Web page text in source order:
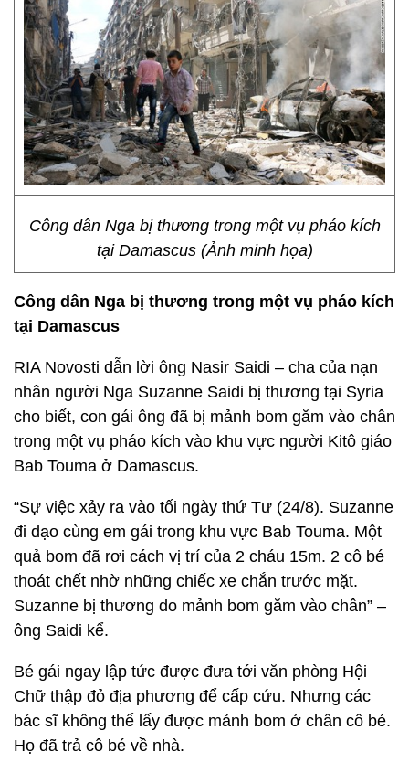
Công dân Nga bị thương trong một vụ pháo kích
tại Damascus (Ảnh minh họa)
Công dân Nga bị thương trong một vụ pháo kích
tại Damascus
RIA Novosti dẫn lời ông Nasir Saidi – cha của nạn
nhân người Nga Suzanne Saidi bị thương tại Syria
cho biết, con gái ông đã bị mảnh bom găm vào chân
trong một vụ pháo kích vào khu vực người Kitô giáo
Bab Touma ở Damascus.
“Sự việc xảy ra vào tối ngày thứ Tư (24/8). Suzanne
đi dạo cùng em gái trong khu vực Bab Touma. Một
quả bom đã rơi cách vị trí của 2 cháu 15m. 2 cô bé
thoát chết nhờ những chiếc xe chắn trước mặt.
Suzanne bị thương do mảnh bom găm vào chân” –
ông Saidi kể.
Bé gái ngay lập tức được đưa tới văn phòng Hội
Chữ thập đỏ địa phương để cấp cứu. Nhưng các
bác sĩ không thể lấy được mảnh bom ở chân cô bé.
Họ đã trả cô bé về nhà.